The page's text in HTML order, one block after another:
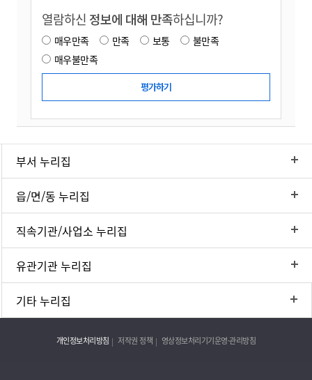
열람하신 정보에 대해 만족하십니까?
매우만족 만족 보통
불만족
매우불만족
부서 누리집
읍/면/동 누리집
직속기관/사업소 누리집
유관기관 누리집
기타 누리집
개인정보처리방침 저작권 정책 영상정보처리기기운영·관리방침